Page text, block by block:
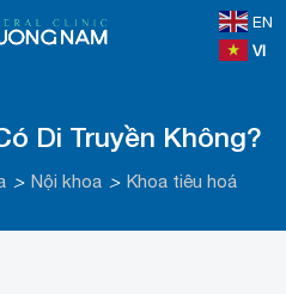
EN
VI
Di Truyền Không?
> Nội khoa > Khoa tiêu hoá